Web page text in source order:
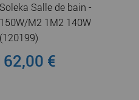
Soleka Salle de bain -
150W/M2 1M2 140W
(120199)
€